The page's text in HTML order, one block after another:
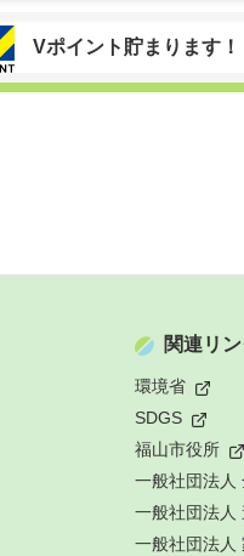
Vポイント貯まります！
関連リン
環境省
SDGS
福山市役所
一般社団法人
一般社団法人
一般社団法人